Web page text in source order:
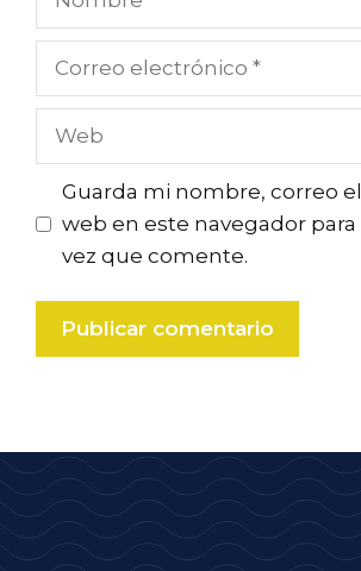
Guarda mi nombre, correo
web en este navegador para
vez que comente.